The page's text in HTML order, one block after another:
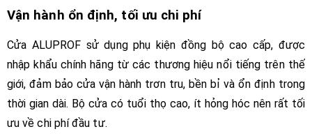
Vận hành ổn định, tối ưu chi phí
Cửa ALUPROF sử dụng phụ kiện đồng bộ cao cấp, được
nhập khẩu chính hãng từ các thương hiệu nổi tiếng trên thế
giới, đảm bảo cửa vận hành trơn tru, bền bỉ và ổn định trong
thời gian dài. Bộ cửa có tuổi thọ cao, ít hỏng hóc nên rất tối
ưu về chi phí đầu tư.